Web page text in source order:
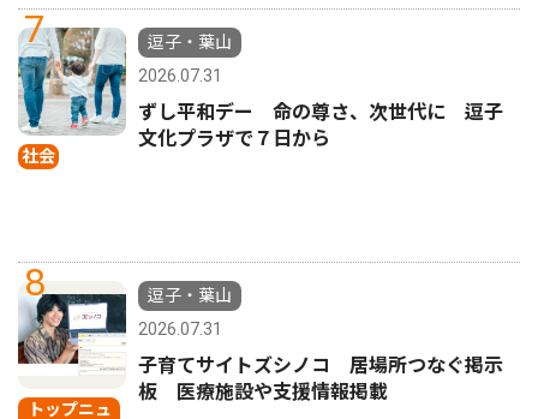
7
社会
逗子・葉山
2026.07.31
ずし平和デー 命の尊さ、次世代に 逗子
文化プラザで７日から
8
トップニュ
逗子・葉山
2026.07.31
子育てサイトズシノコ 居場所つなぐ掲示
板 医療施設や支援情報掲載